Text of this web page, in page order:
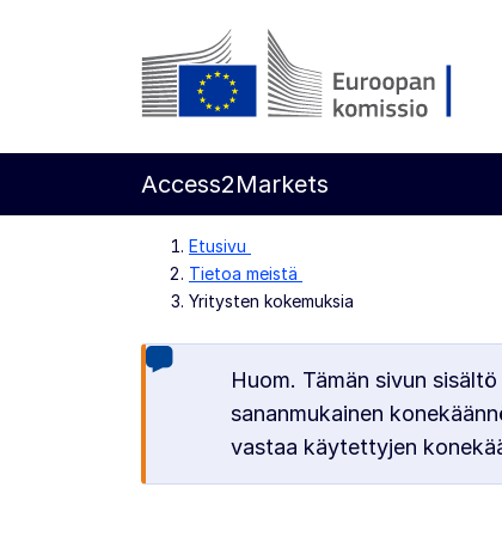
Siirry pääsisältöön
Access2Markets
Etusivu
Tietoa meistä
Yritysten kokemuksia
Huom. Tämän sivun
sananmukainen
vastaa käytettyjen